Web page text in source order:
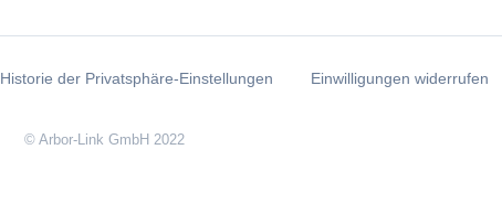
Historie der Privatsphäre-Einstellungen Einwilligungen widerrufen
© Arbor-Link GmbH 2022